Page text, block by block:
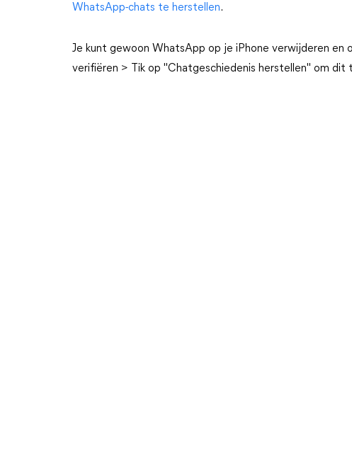
WhatsApp-chats te herstellen.
Je kunt gewoon WhatsApp op je iPhone verwijderen en
verifiëren > Tik op "Chatgeschiedenis herstellen" om dit